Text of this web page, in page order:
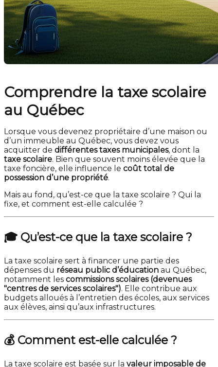
Comprendre la taxe scolaire
au Québec
Lorsque vous devenez propriétaire d’une maison ou
d’un immeuble au Québec, vous devez vous
acquitter de différentes taxes municipales, dont la
taxe scolaire. Bien que souvent moins élevée que la
taxe foncière, elle influence le coût total de
possession d’une propriété.
Mais au fond, qu’est-ce que la taxe scolaire ? Qui la
fixe, et comment est-elle calculée ?
🎓 Qu’est-ce que la taxe scolaire ?
La taxe scolaire sert à financer une partie des
dépenses du réseau public d’éducation au Québec,
notamment les commissions scolaires (devenues
"centres de services scolaires"). Elle contribue aux
budgets alloués à l’entretien des écoles, aux services
aux élèves, ainsi qu’aux infrastructures.
💰 Comment est-elle calculée ?
La taxe scolaire est basée sur la valeur imposable de